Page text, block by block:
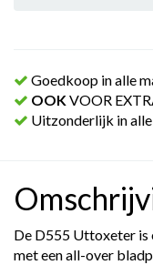
Goedkoop in alle
OOKVOOR
Uitzonderlijk in
De D555 Uttoxeter is
met een all-over